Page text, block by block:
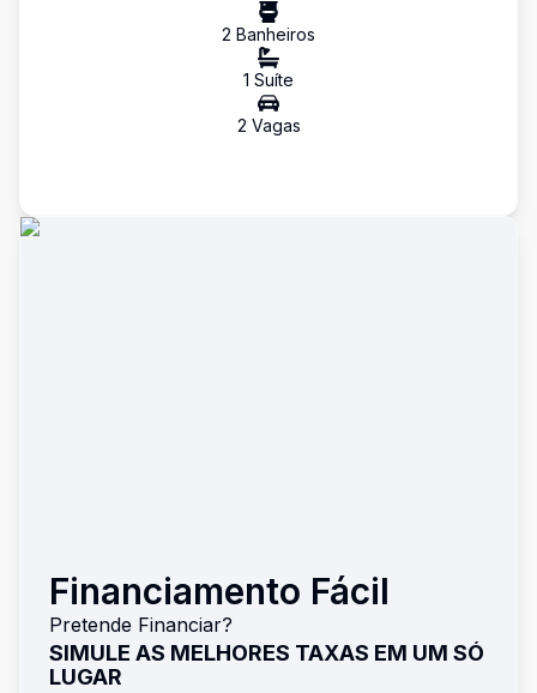
2 Banheiros
1 Suíte
2 Vagas
Financiamento Fácil
Pretende Financiar?
SIMULE AS MELHORES TAXAS EM UM SÓ
LUGAR